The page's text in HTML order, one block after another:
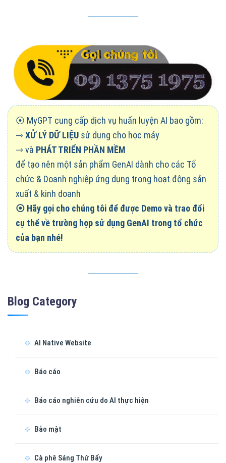
⦿ MyGPT cung cấp dịch vụ huấn luyện AI bao gồm:
⇾XỬ LÝ DỮ LIỆU sử dụng cho học máy
⇾ và PHÁT TRIỂN PHẦN MỀM
để tạo nên một sản phẩm GenAI dành cho các Tổ
chức & Doanh nghiệp ứng dụng trong hoạt động sản
xuất & kinh doanh
⦿ Hãy gọi cho chúng tôi để được Demo và trao đổi
cụ thể về trường hợp sử dụng GenAI trong tổ chức
của bạn nhé!
Blog Category
AI Native Website
Báo cáo
Báo cáo nghiên cứu do AI thực hiện
Bảo mật
Cà phê Sáng Thứ Bẩy